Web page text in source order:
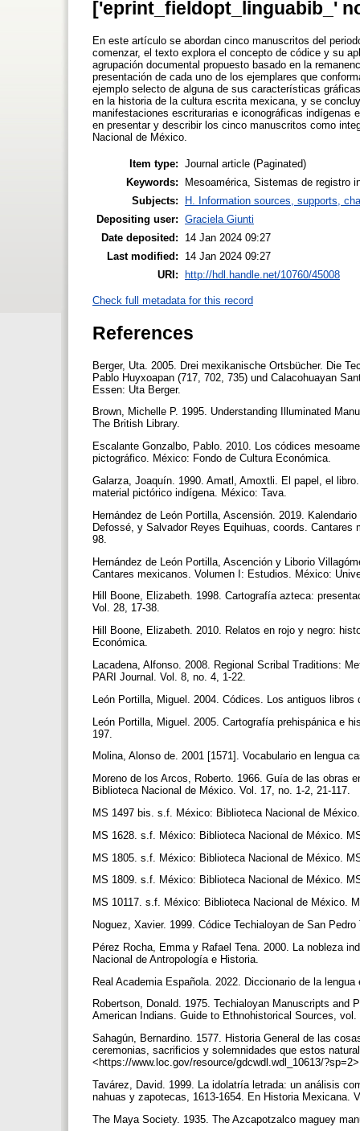
['eprint_fieldopt_linguabib_'
En este artículo se abordan cinco manuscritos del
comenzar, el texto explora el concepto de códice y su
agrupación documental propuesto basado en la
presentación de cada uno de los ejemplares que
ejemplo selecto de alguna de sus características
en la historia de la cultura escrita mexicana, y se
manifestaciones escriturarias e iconográficas indígenas
en presentar y describir los cinco manuscritos como
Nacional de México.
Item type: Journal article (Paginated)
Keywords:
Mesoamérica, Sistemas de registro
Subjects:
H. Information sources, supports,
Depositing user: Graciela Giunti
Date deposited:
14 Jan 2024 09:27
Last modified:
14 Jan 2024 09:27
URI: http://hdl.handle.net/10760/45008
Check full metadata for this record
References
Berger, Uta. 2005. Drei mexikanische Ortsbücher. Die
Pablo Huyxoapan (717, 702, 735) und Calacohuayan
Essen: Uta Berger.
Brown, Michelle P. 1995. Understanding Illuminated
The British Library.
Escalante Gonzalbo, Pablo. 2010. Los códices
pictográfico. México: Fondo de Cultura Económica.
Galarza, Joaquín. 1990. Amatl, Amoxtli. El papel, el
material pictórico indígena. México: Tava.
Hernández de León Portilla, Ascensión. 2019.
Defossé, y Salvador Reyes Equihuas, coords.
98.
Hernández de León Portilla, Ascención y Liborio
Cantares mexicanos. Volumen I: Estudios. México:
Hill Boone, Elizabeth. 1998. Cartografía azteca:
Vol. 28, 17-38.
Hill Boone, Elizabeth. 2010. Relatos en rojo y negro:
Económica.
Lacadena, Alfonso. 2008. Regional Scribal Traditions:
PARI Journal. Vol. 8, no. 4, 1-22.
León Portilla, Miguel. 2004. Códices. Los antiguos
León Portilla, Miguel. 2005. Cartografía prehispánica e
197.
Molina, Alonso de. 2001 [1571]. Vocabulario en lengua
Moreno de los Arcos, Roberto. 1966. Guía de las obras
Biblioteca Nacional de México. Vol. 17, no. 1-2, 21-117.
MS 1497 bis. s.f. México: Biblioteca Nacional de
MS 1628. s.f. México: Biblioteca Nacional de México.
MS 1805. s.f. México: Biblioteca Nacional de México.
MS 1809. s.f. México: Biblioteca Nacional de México.
MS 10117. s.f. México: Biblioteca Nacional de México.
Noguez, Xavier. 1999. Códice Techialoyan de San
Pérez Rocha, Emma y Rafael Tena. 2000. La nobleza
Nacional de Antropología e Historia.
Real Academia Española. 2022. Diccionario de la
Robertson, Donald. 1975. Techialoyan Manuscripts and
American Indians. Guide to Ethnohistorical Sources,
Sahagún, Bernardino. 1577. Historia General de las
ceremonias, sacrificios y solemnidades que estos
<https://www.loc.gov/resource/gdcwdl.wdl_10613/
Tavárez, David. 1999. La idolatría letrada: un análisis
nahuas y zapotecas, 1613-1654. En Historia Mexicana.
The Maya Society. 1935. The Azcapotzalco maguey